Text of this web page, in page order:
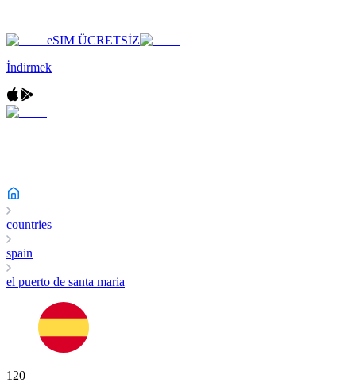
eSIM ÜCRETSİZ
İndirmek
countries
spain
el puerto de santa maria
120